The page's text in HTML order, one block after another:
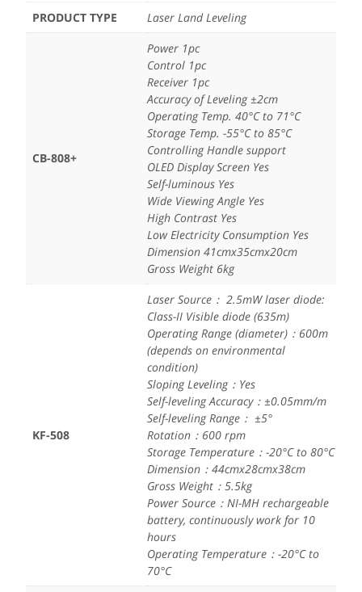
PRODUCT TYPE Laser Land Leveling
CB-808+
Power 1pc
Control 1pc
Receiver 1pc
Accuracy of Leveling ±2cm
Operating Temp. 40°C to 71°C
Storage Temp. -55°C to 85°C
Controlling Handle support
OLED Display Screen Yes
Self-luminous Yes
Wide Viewing Angle Yes
High Contrast Yes
Low Electricity Consumption Yes
Dimension 41cmx35cmx20cm
Gross Weight 6kg
KF-508
Laser Source： 2.5mW laser diode:
Class-II Visible diode (635m)
Operating Range (diameter)：600m
(depends on environmental
condition)
Sloping Leveling：Yes
Self-leveling Accuracy：±0.05mm/m
Self-leveling Range： ±5°
Rotation：600 rpm
Storage Temperature：-20°C to 80°C
Dimension：44cmx28cmx38cm
Gross Weight：5.5kg
Power Source：NI-MH rechargeable
battery, continuously work for 10
hours
Operating Temperature：-20°C to
70°C